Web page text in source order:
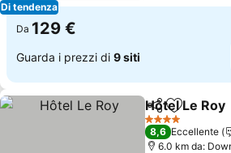
Di tendenza
Da 129 €
Guarda i prezzi di 9 siti
CondividiAggiungi
Hôtel Le Roy
4 Stelle
8,6 Eccellente
6.0 km da: